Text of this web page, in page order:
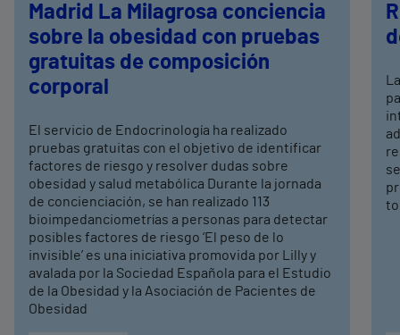
Madrid La Milagrosa conciencia
sobre la obesidad con pruebas
gratuitas de composición
corporal
El servicio de Endocrinología ha realizado
pruebas gratuitas con el objetivo de identificar
factores de riesgo y resolver dudas sobre
obesidad y salud metabólica Durante la jornada
de concienciación, se han realizado 113
bioimpedanciometrías a personas para detectar
posibles factores de riesgo ‘El peso de lo
invisible’ es una iniciativa promovida por Lilly y
avalada por la Sociedad Española para el Estudio
de la Obesidad y la Asociación de Pacientes de
Obesidad